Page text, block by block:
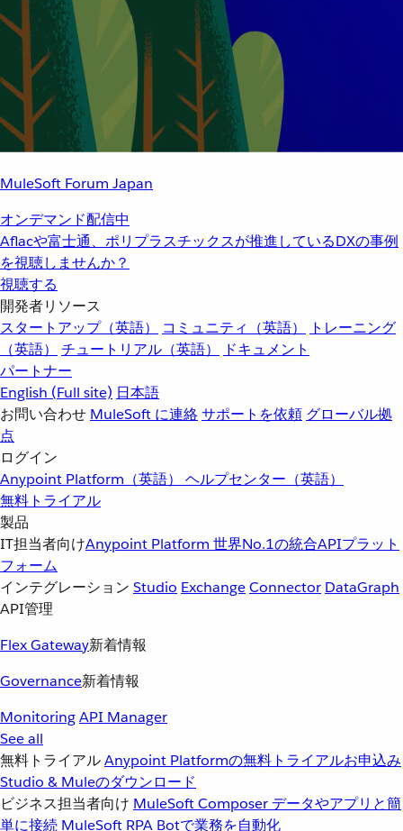
MuleSoft Forum Japan
オンデマンド配信中
Aflacや富士通、ポリプラスチックスが推進しているDXの事例
を視聴しませんか？
視聴する
開発者リソース
スタートアップ（英語）
コミュニティ（英語）
トレーニング
（英語）
チュートリアル（英語）
ドキュメント
パートナー
English (Full site) 日本語
お問い合わせ MuleSoft に連絡サポートを依頼 グローバル拠
点
ログイン
Anypoint Platform（英語） ヘルプセンター（英語）
無料トライアル
製品
IT担当者向けAnypoint Platform 世界No.1の統合APIプラット
フォーム
インテグレーション Studio ExchangeConnector DataGraph
API管理
Flex Gateway新着情報
Governance新着情報
MonitoringAPI Manager
See all
無料トライアルAnypoint Platformの無料トライアルお申込み
Studio & Muleのダウンロード
ビジネス担当者向け MuleSoft Composer データやアプリと簡
単に接続 MuleSoft RPA Botで業務を自動化